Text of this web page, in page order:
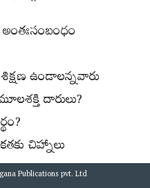
ఉండాలన్నవారు
దారులు?
చిహ్నాలు
Publications pvt. Ltd